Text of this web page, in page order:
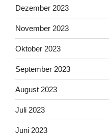
Dezember 2023
November 2023
Oktober 2023
September 2023
August 2023
Juli 2023
Juni 2023